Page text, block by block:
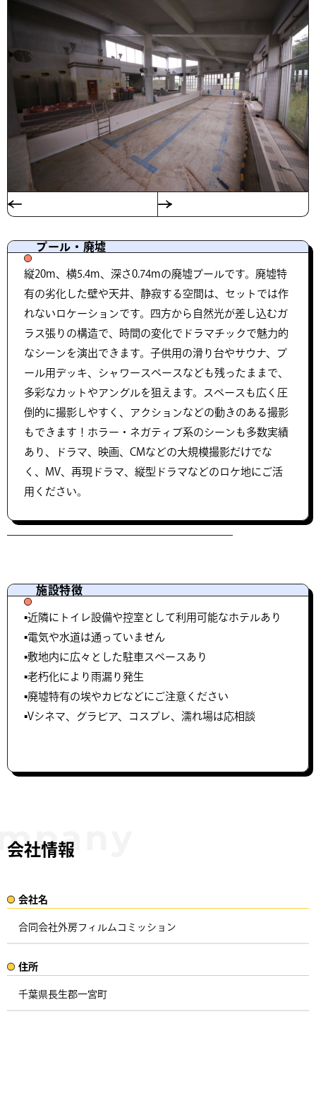
プール・廃墟
縦20m、横5.4m、深さ0.74mの廃墟プールです。廃墟特
有の劣化した壁や天井、静寂する空間は、セットでは作
れないロケーションです。四方から自然光が差し込むガ
ラス張りの構造で、時間の変化でドラマチックで魅力的
なシーンを演出できます。子供用の滑り台やサウナ、プ
ール用デッキ、シャワースペースなども残ったままで、
多彩なカットやアングルを狙えます。スペースも広く圧
倒的に撮影しやすく、アクションなどの動きのある撮影
もできます！ホラー・ネガティブ系のシーンも多数実績
あり、ドラマ、映画、CMなどの大規模撮影だけでな
く、MV、再現ドラマ、縦型ドラマなどのロケ地にご活
用ください。
施設特徴
▪️近隣にトイレ設備や控室として利用可能なホテルあり
▪️電気や水道は通っていません
▪️敷地内に広々とした駐車スペースあり
▪️老朽化により雨漏り発生
▪️廃墟特有の埃やカビなどにご注意ください
▪️Vシネマ、グラビア、コスプレ、濡れ場は応相談
会社情報
会社名​
合同会社外房フィルムコミッション
住所​​
千葉県長生郡一宮町 ​